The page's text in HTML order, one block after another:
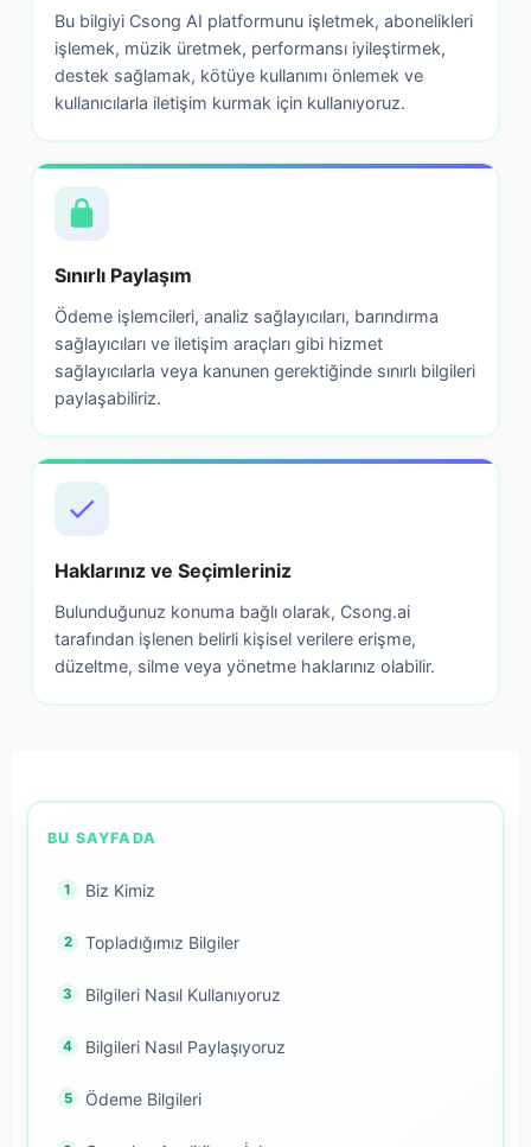
Bu bilgiyi Csong AI platformunu işletmek, abonelikleri
işlemek, müzik üretmek, performansı iyileştirmek,
destek sağlamak, kötüye kullanımı önlemek ve
kullanıcılarla iletişim kurmak için kullanıyoruz.
Sınırlı Paylaşım
Ödeme işlemcileri, analiz sağlayıcıları, barındırma
sağlayıcıları ve iletişim araçları gibi hizmet
sağlayıcılarla veya kanunen gerektiğinde sınırlı bilgileri
paylaşabiliriz.
Haklarınız ve Seçimleriniz
Bulunduğunuz konuma bağlı olarak, Csong.ai
tarafından işlenen belirli kişisel verilere erişme,
düzeltme, silme veya yönetme haklarınız olabilir.
BU SAYFADA
Biz Kimiz
Topladığımız Bilgiler
Bilgileri Nasıl Kullanıyoruz
Bilgileri Nasıl Paylaşıyoruz
Ödeme Bilgileri